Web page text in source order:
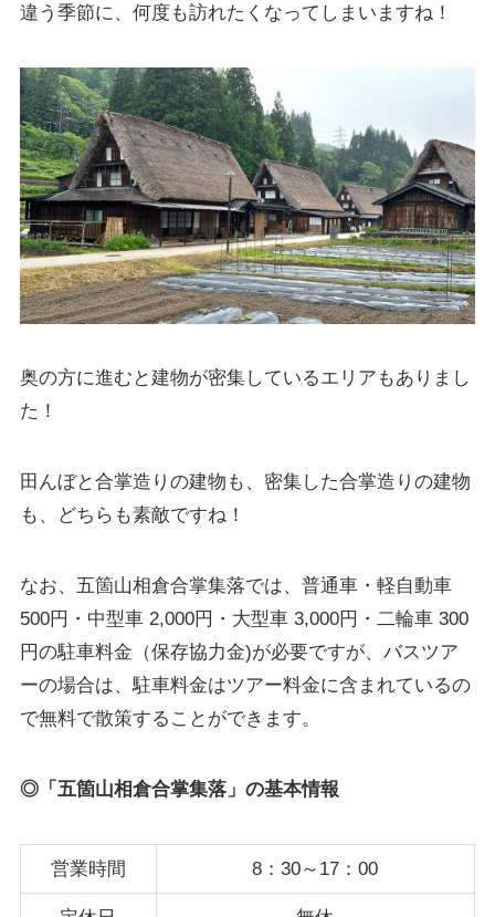
違う季節に、何度も訪れたくなってしまいますね！
奥の方に進むと建物が密集しているエリアもありまし
た！
田んぼと合掌造りの建物も、密集した合掌造りの建物
も、どちらも素敵ですね！
なお、五箇山相倉合掌集落では、普通車・軽自動車
500円・中型車 2,000円・大型車 3,000円・二輪車 300
円の駐車料金（保存協力金)が必要ですが、バスツア
ーの場合は、駐車料金はツアー料金に含まれているの
で無料で散策することができます。
◎「五箇山相倉合掌集落」の基本情報
営業時間 8：30～17：00